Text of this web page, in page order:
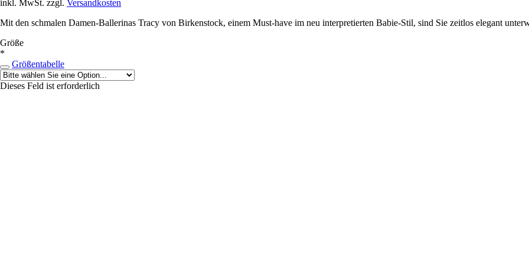
inkl. MwSt. zzgl. Versandkosten
Mit den schmalen Damen-Ballerinas Tracy von Birkenstock, einem Must-have im neu interpretierten Babie-Stil, sind Sie zeitlos elegant
Größe
*
Größentabelle
Dieses Feld ist erforderlich